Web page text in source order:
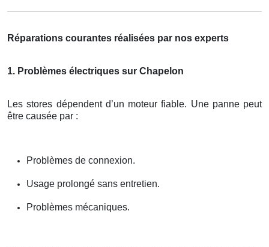
Réparations courantes réalisées par nos experts
1. Problèmes électriques sur Chapelon
Les stores dépendent d’un moteur fiable. Une panne peut
être causée par :
Problèmes de connexion.
Usage prolongé sans entretien.
Problèmes mécaniques.